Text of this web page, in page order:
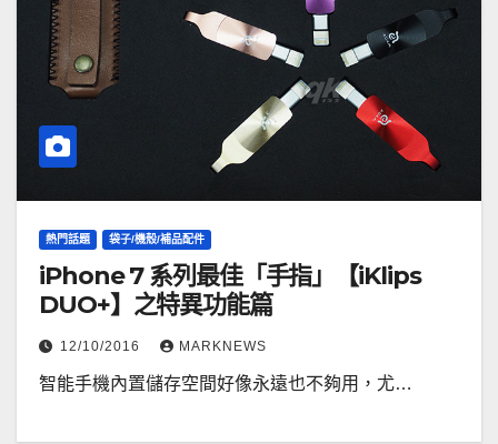
熱門話題 袋子/機殼/補品配件
iPhone 7 系列最佳「手指」【iKlips
DUO+】之特異功能篇
12/10/2016 MARKNEWS
智能手機內置儲存空間好像永遠也不夠用，尤…